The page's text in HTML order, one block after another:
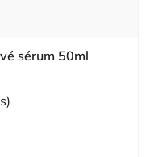
sérum 50ml